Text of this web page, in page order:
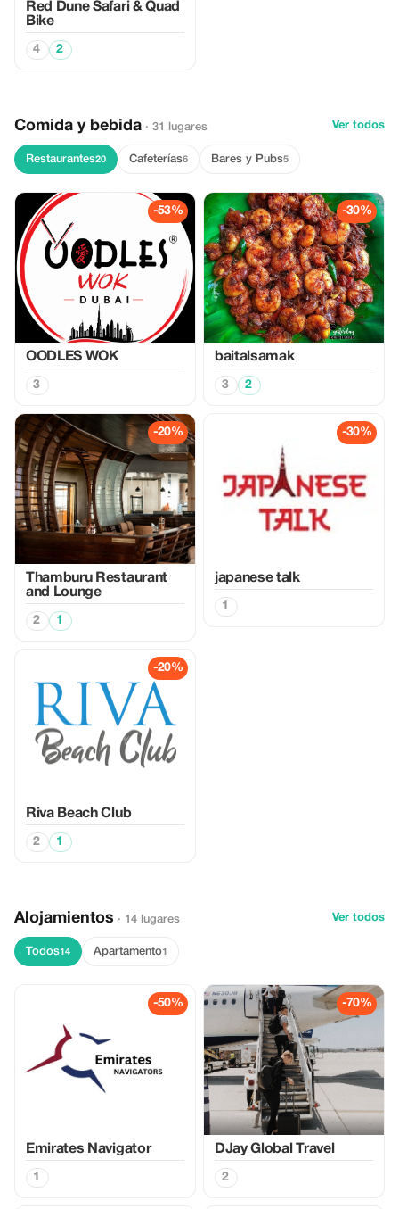
Red Dune Safari & Quad
Bike
4 2
Comida y bebida · 31 lugares Ver todos
Restaurantes20 Cafeterías6 Bares y Pubs5
-53%
OODLES WOK
3
-30%
baitalsamak
3 2
-20%
Thamburu Restaurant
and Lounge
2 1
-30%
japanese talk
1
-20%
Riva Beach Club
2 1
Alojamientos · 14 lugares Ver todos
Todos14 Apartamento1
-50%
Emirates Navigator
1
-70%
DJay Global Travel
2